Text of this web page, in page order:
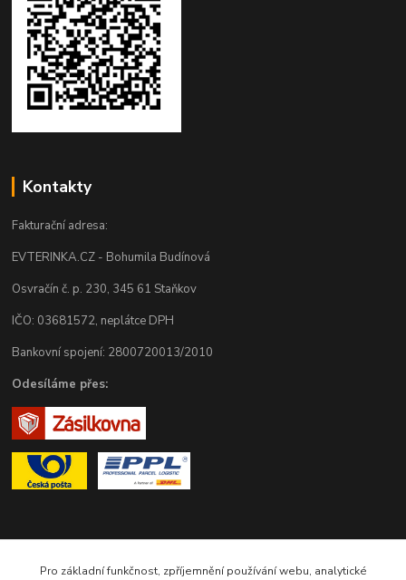
Kontakty
Fakturační adresa:
EVTERINKA.CZ - Bohumila Budínová
Osvračín č. p. 230, 345 61 Staňkov
IČO: 03681572, neplátce DPH
Bankovní spojení: 2800720013/2010
Odesíláme přes:
Zákaznická podpora eshopu EVTERINKA.CZ
Pro základní funkčnost, zpříjemnění používání webu, analytické